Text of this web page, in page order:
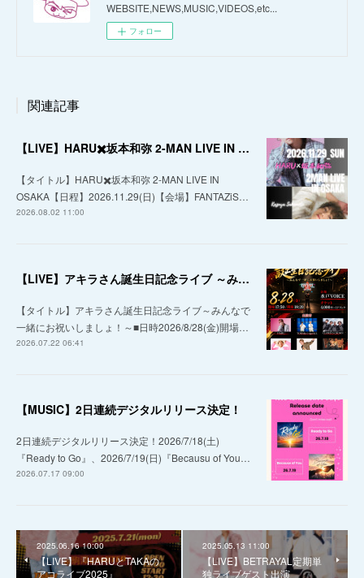
WEBSITE,NEWS,MUSIC,VIDEOS,etc...
フォロー
関連記事
【LIVE】HARU✖️坂本和弥 2-MAN LIVE IN OSAKA
【タイトル】HARU✖️坂本和弥 2-MAN LIVE IN
OSAKA【日程】2026.11.29(日)【会場】FANTAZiS…
2026.08.02 11:00
【LIVE】アキラさん誕生日記念ライブ ～みんなで一緒にお祝いしましょ！～
【タイトル】アキラさん誕生日記念ライブ～みんなで
一緒にお祝いしましょ！～■日時2026/8/28(金)開場…
2026.07.22 06:41
【MUSIC】2日連続デジタルリリース決定！
2日連続デジタルリリース決定！2026/7/18(土)
『Ready to Go』、2026/7/19(日)『Becausu of You…
2026.07.17 09:00
2025.06.16 10:00
【LIVE】『HARUとTAKAの
アコライブ2025』
2025.05.13 11:00
【LIVE】BETRAYAL定期単
独ライブゲスト出演